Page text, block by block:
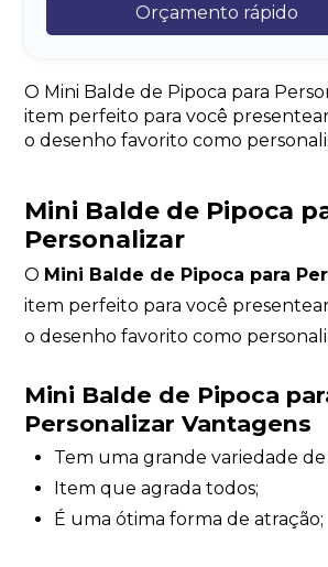
Orçamento rápido
O Mini Balde de Pipoca para
item perfeito para você
o desenho favorito como
Mini Balde de Pipoca
Personalizar
O Mini Balde de Pipoca para
item perfeito para você
o desenho favorito como
Mini Balde de Pipoca
Personalizar Vantagens
Tem uma grande variedade
Item que agrada todos;
É uma ótima forma de atração;